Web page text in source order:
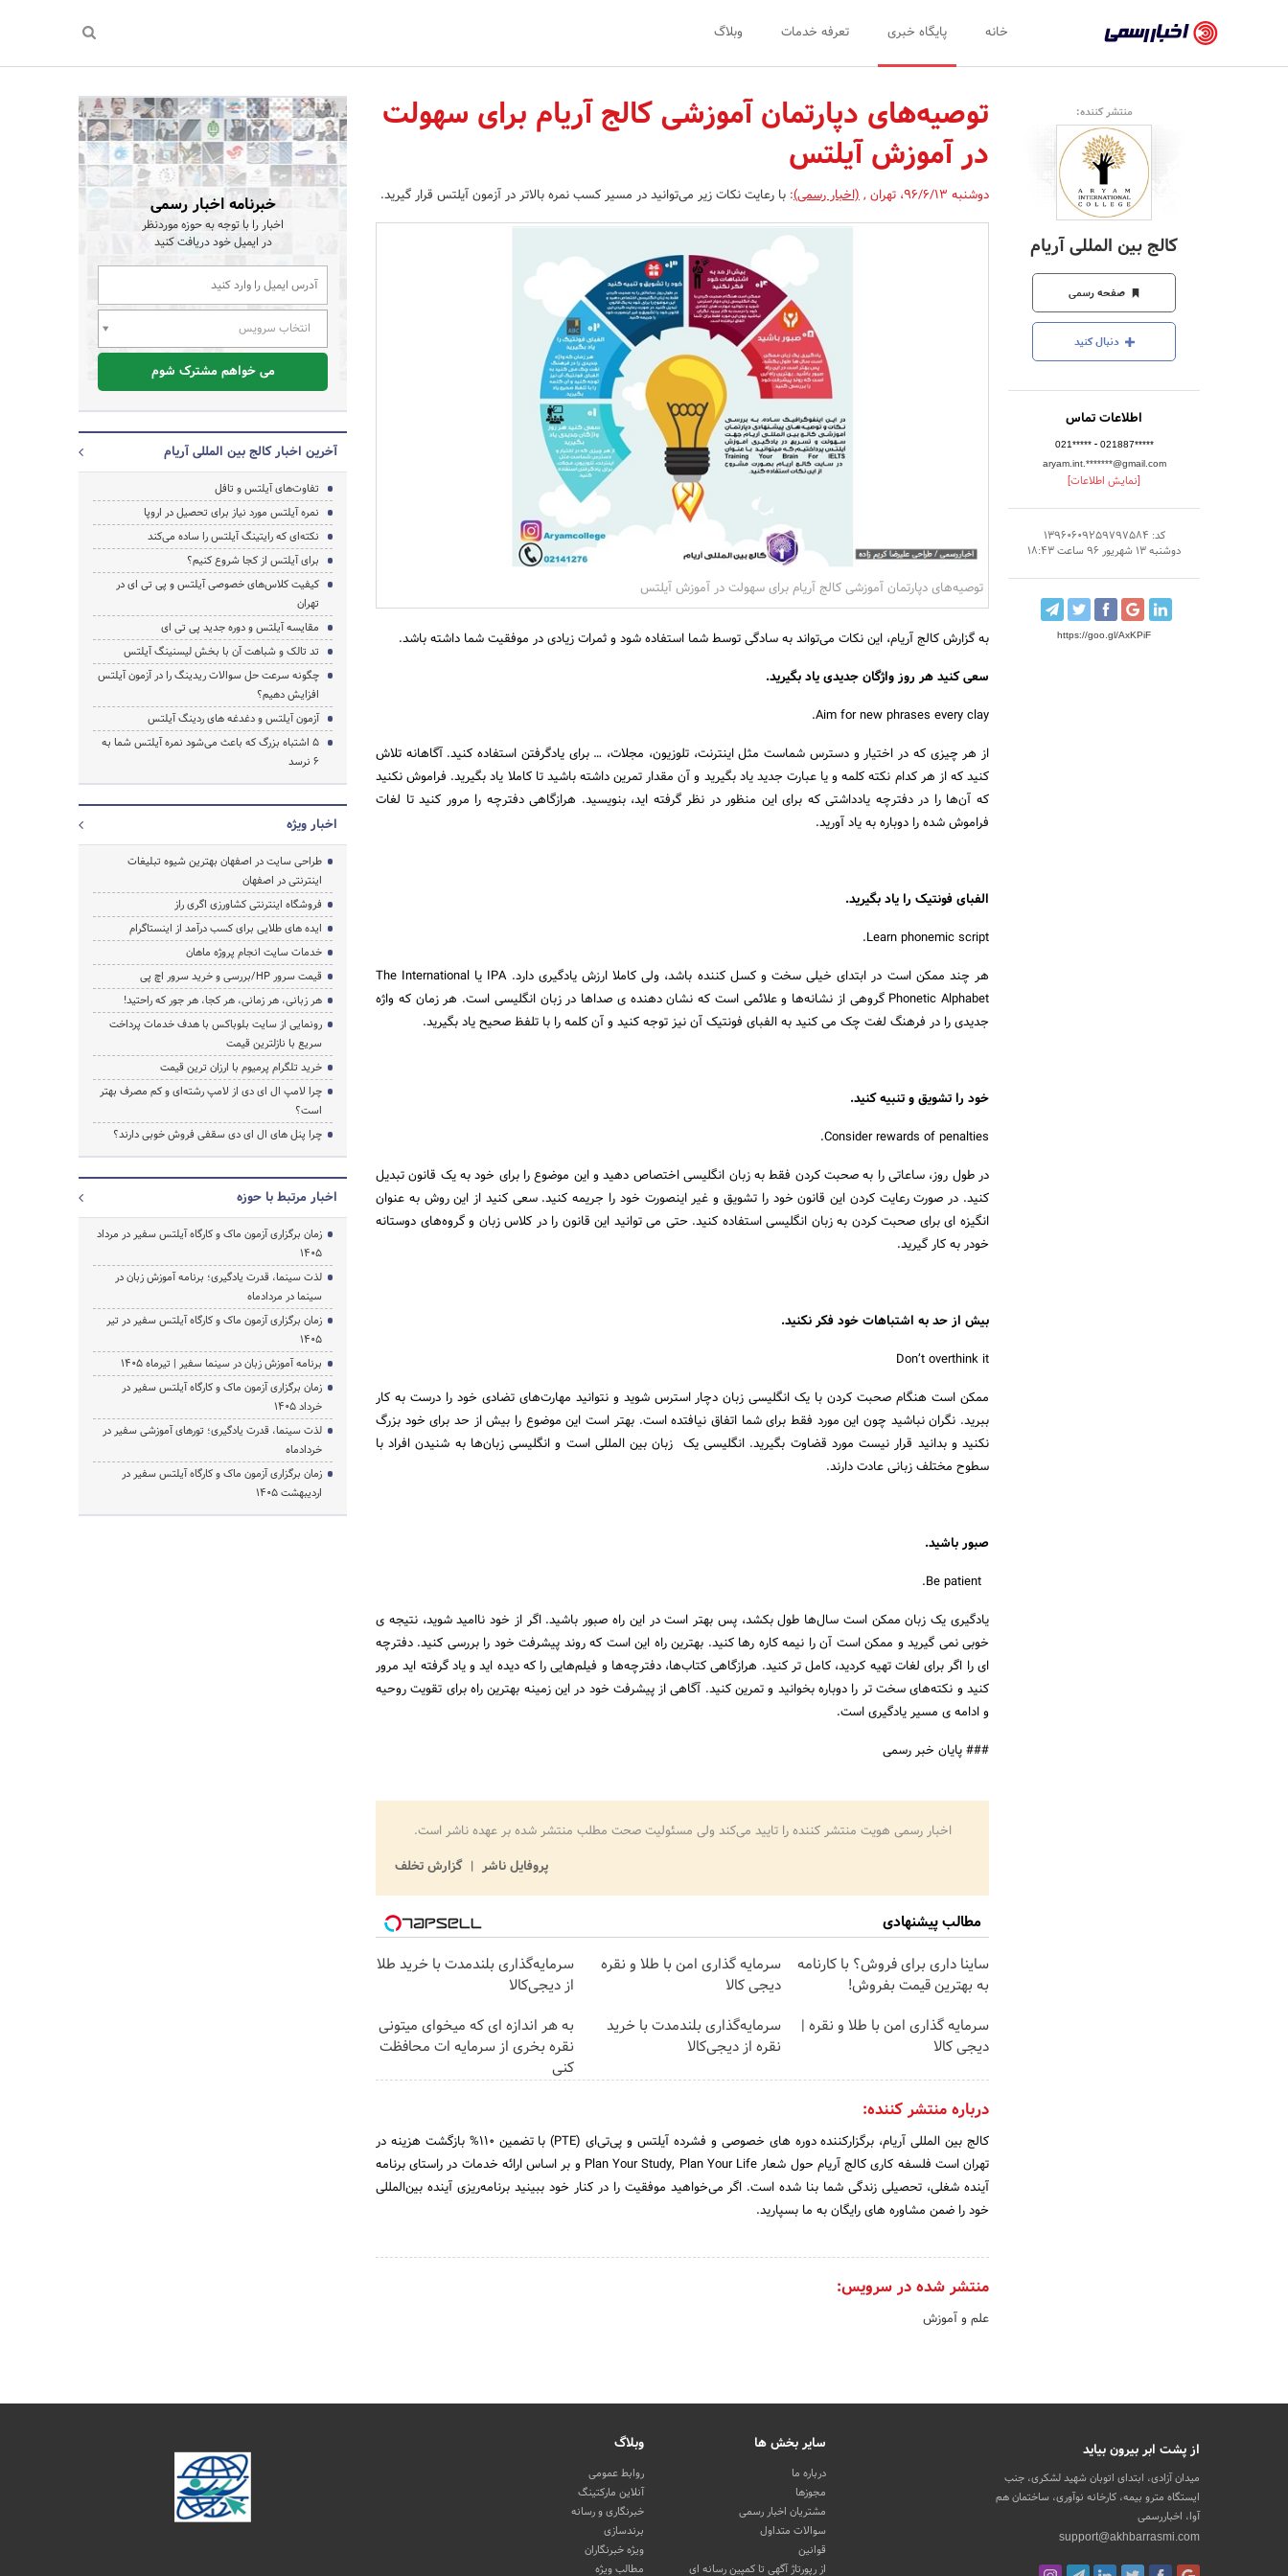
رسمی
-
اخبار
تایید
شده
شرکت‌ها،
سازمان‌ها
و
روابط
عمومی‌ها
خانه پایگاه خبری تعرفه خدمات وبلاگ
منتشر کننده:
کالج بین المللی آریام
صفحه رسمی
دنبال کنید
اطلاعات تماس
021***** - 021887*****
aryam.int.*******@gmail.com
[نمایش اطلاعات]
کد: 13960609259797584
دوشنبه 13 شهریور 96 ساعت 18:43
https://goo.gl/AxKPiF
توصیه‌های دپارتمان آموزشی کالج آریام برای سهولت
در آموزش آیلتس
دوشنبه 96/6/13 ، تهران ,(اخبار رسمی): با رعایت نکات زیر می‌توانید در مسیر کسب نمره بالاتر در آزمون آیلتس قرار گیرید.
توصیه‌های دپارتمان آموزشی کالج آریام برای سهولت در آموزش آیلتس
به گزارش کالج آریام، این نکات می‌تواند به سادگی توسط شما استفاده شود و ثمرات زیادی در موفقیت شما داشته باشد.
سعی کنید هر روز واژگان جدیدی یاد بگیرید.
Aim for new phrases every clay.
از هر چیزی که در اختیار و دسترس شماست مثل اینترنت، تلوزیون، مجلات، … برای یادگرفتن استفاده کنید. آگاهانه تلاش
کنید که از هر کدام نکته کلمه و یا عبارت جدید یاد بگیرید و آن مقدار تمرین داشته باشید تا کاملا یاد بگیرید. فراموش نکنید
که آن‌ها را در دفترچه یادداشتی که برای این منظور در نظر گرفته اید، بنویسید. هرازگاهی دفترچه را مرور کنید تا لغات
فراموش شده را دوباره به یاد آورید.
الفبای فونتیک را یاد بگیرید.
Learn phonemic script.
هر چند ممکن است در ابتدای خیلی سخت و کسل کننده باشد، ولی کاملا ارزش یادگیری دارد. IPA یا The International
Phonetic Alphabet گروهی از نشانه‌ها و علائمی است که نشان دهنده ی صدا‌ها در زبان انگلیسی است. هر زمان که واژه
جدیدی را در فرهنگ لغت چک می کنید به الفبای فونتیک آن نیز توجه کنید و آن کلمه را با تلفظ صحیح یاد بگیرید.
خود را تشویق و تنبیه کنید.
Consider rewards of penalties.
در طول روز، ساعاتی را به صحبت کردن فقط به زبان انگلیسی اختصاص دهید و این موضوع را برای خود به یک قانون تبدیل
کنید. در صورت رعایت کردن این قانون خود را تشویق و غیر اینصورت خود را جریمه کنید. سعی کنید از این روش به عنوان
انگیزه ای برای صحبت کردن به زبان انگلیسی استفاده کنید. حتی می توانید این قانون را در کلاس زبان و گروه‌های دوستانه
خودر به کار گیرید.
بیش از حد به اشتباهات خود فکر نکنید.
Don’t overthink it
ممکن است هنگام صحبت کردن با یک انگلیسی زبان دچار استرس شوید و نتوانید مهارت‌های تضادی خود را درست به کار
ببرید. نگران نباشید چون این مورد فقط برای شما اتفاق نیافتده است. بهتر است این موضوع را بیش از حد برای خود بزرگ
نکنید و بدانید قرار نیست مورد قضاوت بگیرید. انگلیسی یک زبان بین المللی است و انگلیسی زبان‌ها به شنیدن افراد با
سطوح مختلف زبانی عادت دارند.
صبور باشید.
یادگیری یک زبان ممکن است سال‌ها طول بکشد، پس بهتر است در این راه صبور باشید. اگر از خود ناامید شوید، نتیجه ی
خوبی نمی گیرید و ممکن است آن را نیمه کاره رها کنید. بهترین راه این است که روند پیشرفت خود را بررسی کنید. دفترچه
ای را اگر برای لغات تهیه کردید، کامل تر کنید. هرازگاهی کتاب‌ها، دفترچه‌ها و فیلم‌هایی را که دیده اید و یاد گرفته اید مرور
کنید و نکته‌های سخت تر را دوباره بخوانید و تمرین کنید. آگاهی از پیشرفت خود در این زمینه بهترین راه برای تقویت روحیه
و ادامه ی مسیر یادگیری است.
### پایان خبر رسمی
اخبار رسمی هویت منتشر کننده را تایید می‌کند ولی مسئولیت صحت مطلب منتشر شده بر عهده ناشر است.
پروفایل ناشر
گزارش تخلف
مطالب پیشنهادی
ساینا داری برای فروش؟ با کارنامه
به بهترین قیمت بفروش!
سرمایه گذاری امن با طلا و نقره
دیجی کالا
سرمایه‌گذاری بلندمدت با خرید طلا
از دیجی‌کالا
سرمایه گذاری امن با طلا و نقره |
دیجی کالا
سرمایه‌گذاری بلندمدت با خرید
نقره از دیجی‌کالا
به هر اندازه ای که میخوای میتونی
نقره بخری از سرمایه ات محافظت
کنی
درباره منتشر کننده:
کالج بین المللی آریام، برگزارکننده دوره های خصوصی و فشرده آیلتس و پی‌تی‌ای (PTE) با تضمین 110% بازگشت هزینه در
تهران است فلسفه کاری کالج آریام حول شعار Plan Your Study, Plan Your Life و بر اساس ارائه خدمات در راستای برنامه
آینده شغلی، تحصیلی زندگی شما بنا شده است. اگر می‌خواهید موفقیت را در کنار خود ببینید برنامه‌ریزی آینده بین‌المللی
خود را ضمن مشاوره های رایگان به ما بسپارید.
منتشر شده در سرویس:
علم و آموزش
خبرنامه اخبار رسمی
اخبار را با توجه به حوزه موردنظر
در ایمیل خود دریافت کنید
انتخاب سرویس
می خواهم مشترک شوم
آخرین اخبار کالج بین المللی آریام
تفاوت‌های آیلتس و تافل
نمره آیلتس مورد نیاز برای تحصیل در اروپا
نکته‌ای که رایتینگ آیلتس را ساده می‌کند
برای آیلتس از کجا شروع کنیم؟
کیفیت کلاس‌های خصوصی آیلتس و پی تی ای در
تهران
مقایسه آیلتس و دوره جدید پی تی ای
تد تالک و شباهت آن با بخش لیسنینگ آیلتس
چگونه سرعت حل سوالات ریدینگ را در آزمون آیلتس
افزایش دهیم؟
آزمون آیلتس و دغدغه های ردینگ آیلتس
5 اشتباه بزرگ که باعث می‌شود نمره آیلتس شما به
6 نرسد
اخبار ویژه
طراحی سایت در اصفهان بهترین شیوه تبلیغات
اینترنتی در اصفهان
فروشگاه اینترنتی کشاورزی اگری راز
ایده های طلایی برای کسب درآمد از اینستاگرام
خدمات سایت انجام پروژه ماهان
قیمت سرور HP/بررسی و خرید سرور اچ پی
هر زبانی، هر زمانی، هر کجا، هر جور که راحتید!
رونمایی از سایت بلوباکس با هدف خدمات پرداخت
سریع با نازلترین قیمت
خرید تلگرام پرمیوم با ارزان ترین قیمت
چرا لامپ ال ای دی از لامپ رشته‌ای و کم مصرف بهتر
است؟
چرا پنل های ال ای دی سقفی فروش خوبی دارند؟
اخبار مرتبط با حوزه
زمان برگزاری آزمون ماک و کارگاه آیلتس سفیر در مرداد
1405
لذت سینما، قدرت یادگیری؛ برنامه آموزش زبان در
سینما در مردادماه
زمان برگزاری آزمون ماک و کارگاه آیلتس سفیر در تیر
1405
برنامه آموزش زبان در سینما سفیر | تیرماه ۱۴۰۵
زمان برگزاری آزمون ماک و کارگاه آیلتس سفیر در
خرداد 1405
لذت سینما، قدرت یادگیری؛ تورهای آموزشی سفیر در
خردادماه
زمان برگزاری آزمون ماک و کارگاه آیلتس سفیر در
اردیبهشت 1405
از پشت ابر بیرون بیاید
میدان آزادی، ابتدای اتوبان شهید لشکری، جنب
ایستگاه مترو بیمه، کارخانه نوآوری، ساختمان هم
آوا، اخباررسمی
support@akhbarrasmi.com
سایر بخش ها
درباره ما
مجوزها
مشتریان اخبار رسمی
سوالات متداول
قوانین
از رپورتاژ آگهی تا کمپین رسانه ای
وبلاگ
روابط عمومی
آنلاین مارکتینگ
خبرنگاری و رسانه
برندسازی
ویژه خبرنگاران
مطالب ویژه